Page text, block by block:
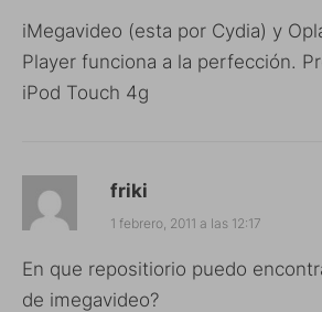
iMegavideo (esta por Cydia) y
Player funciona a la perfección.
iPod Touch 4g
friki
1 febrero, 2011 a las 12:17
En que repositiorio puedo
de imegavideo?